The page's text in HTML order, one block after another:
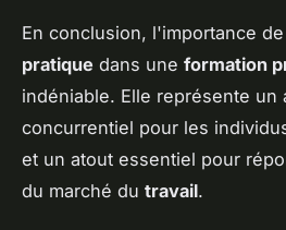
En conclusion, l'importance
pratique dans une formation
indéniable. Elle représente un
concurrentiel pour les
et un atout essentiel pour
du marché du travail.